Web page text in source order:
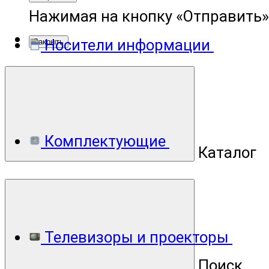
Нажимая на кнопку
Закрыть
Каталог
Носители информации
Комплектующие
Телевизоры и проекторы